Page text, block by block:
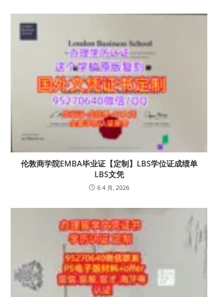
伦敦商学院EMBA毕业证【定制】LBS学位证成绩单
LBS文凭
6 4 月, 2026